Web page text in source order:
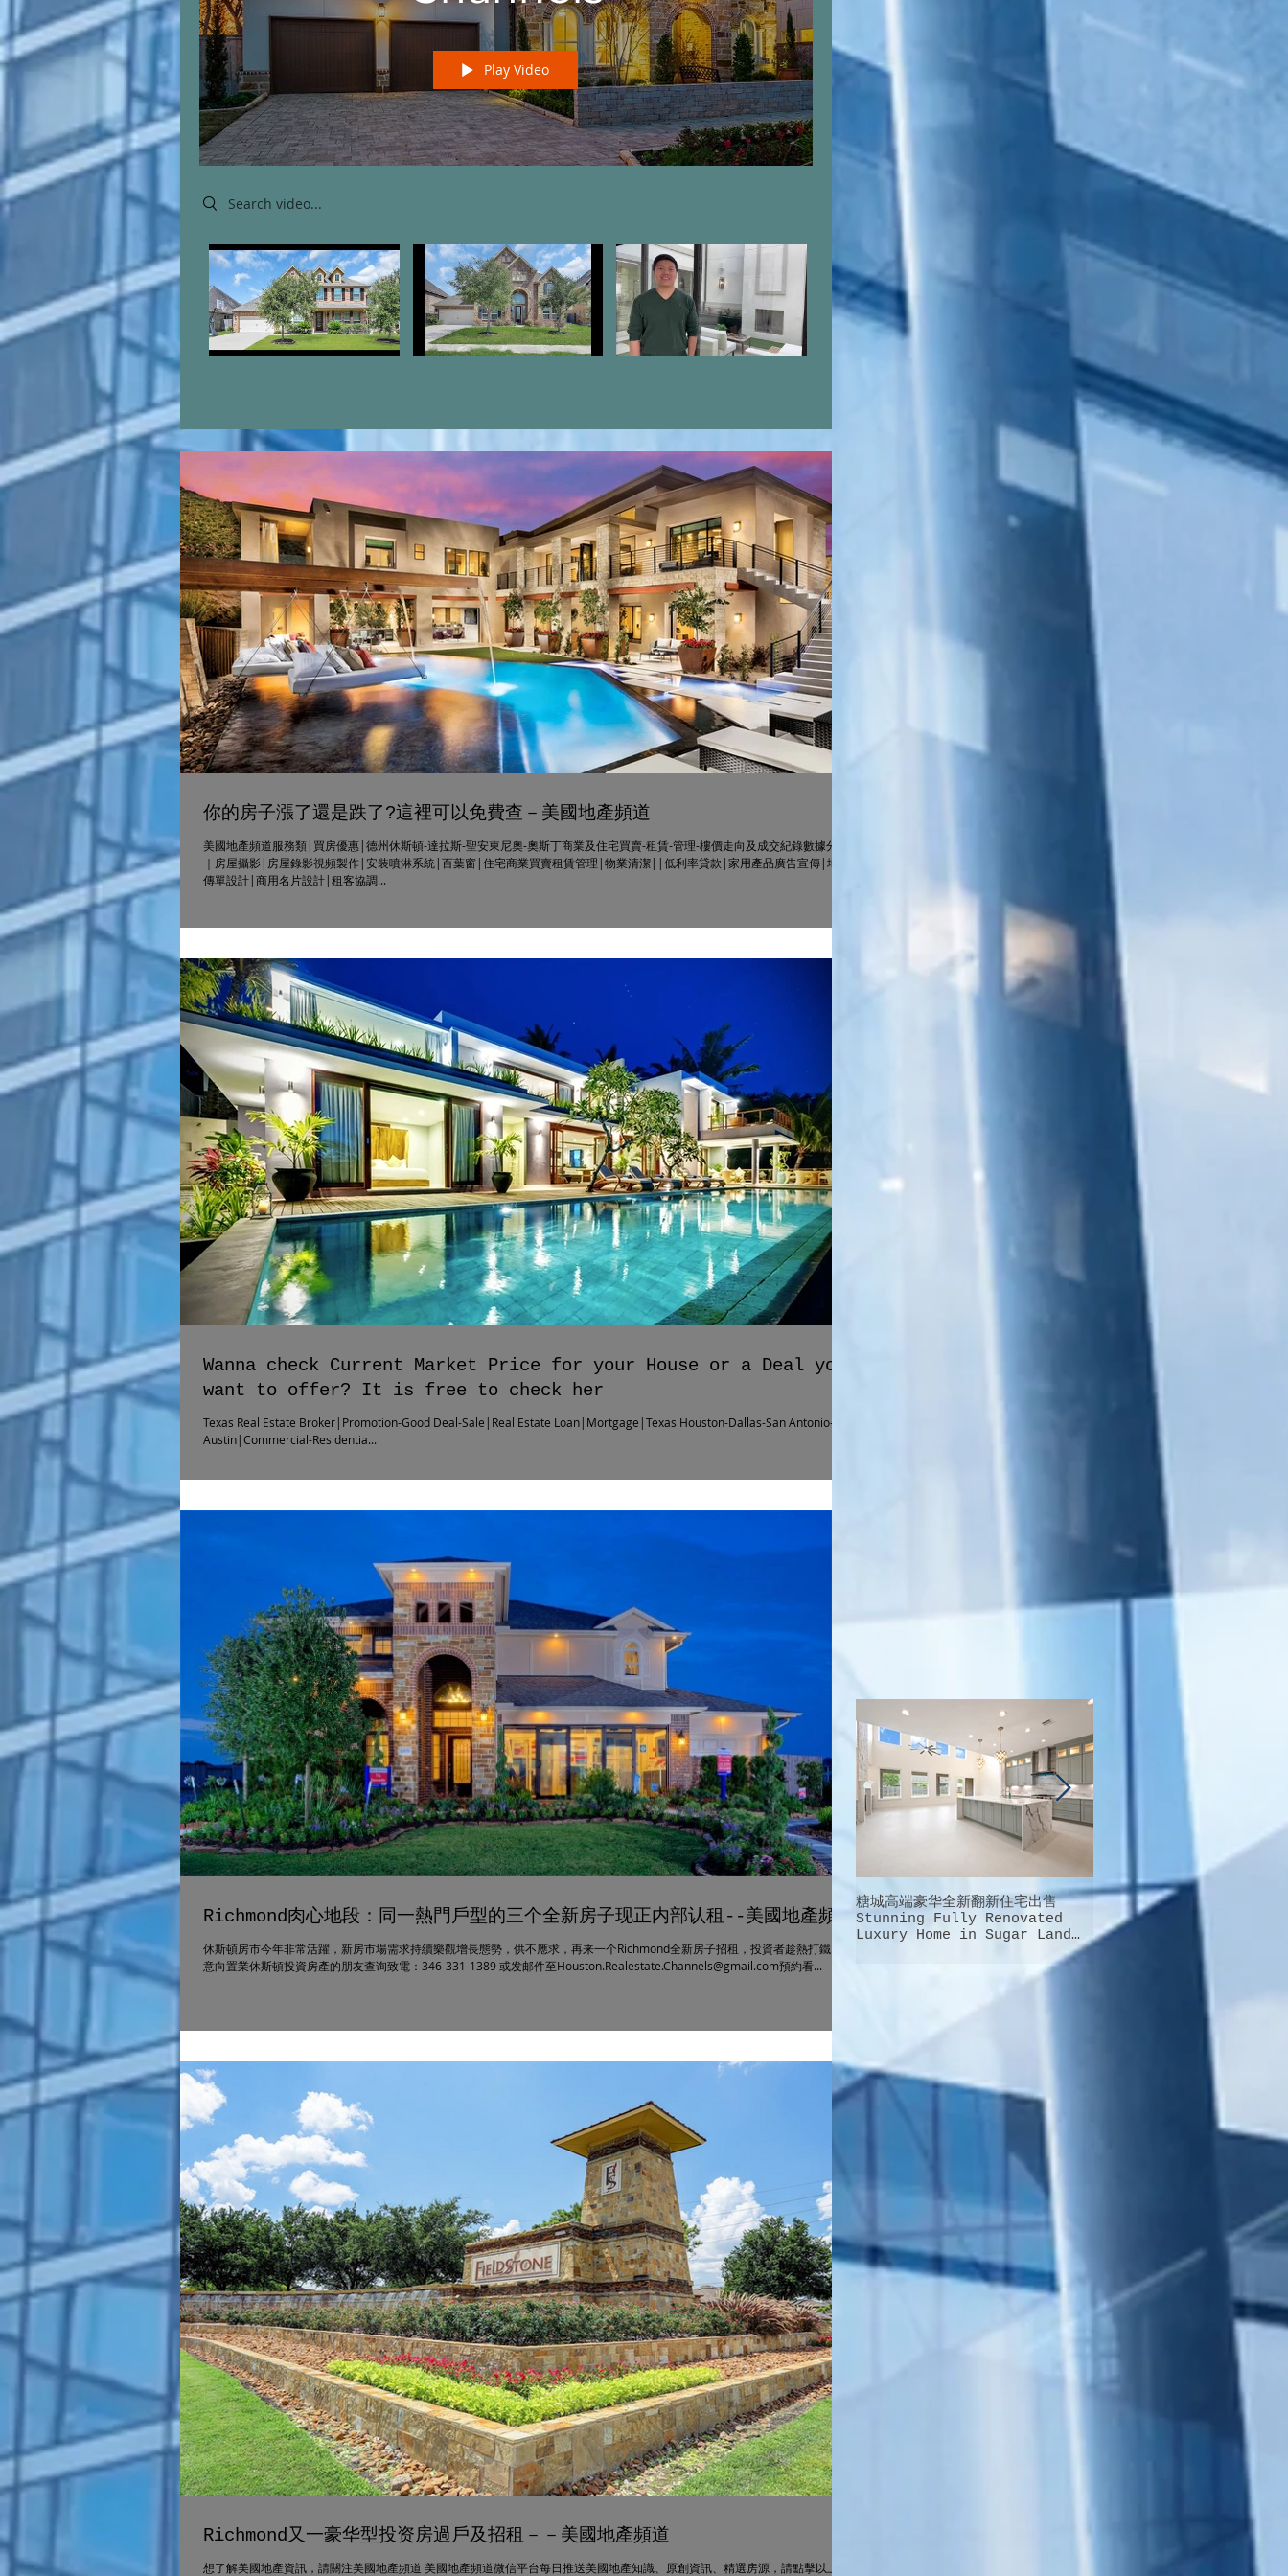
Play Video
Search videos
你的房子漲了還是跌了?這裡可以免費查－美國地產頻道
美國地產頻道服務類|買房優惠|德州休斯頓-達拉斯-聖安東尼奧-奧斯丁商業及住宅買賣-租賃-管理-樓價走向及成交紀錄數據分析
｜房屋攝影|房屋錄影視頻製作|安装噴淋系統|百葉窗|住宅商業買賣租賃管理|物業清潔||低利率貸款|家用產品廣告宣傳|地產
傳單設計|商用名片設計|租客協調...
Wanna check Current Market Price for your House or a Deal you
want to offer? It is free to check her
Texas Real Estate Broker|Promotion-Good Deal-Sale|Real Estate Loan|Mortgage|Texas Houston-Dallas-San Antonio-
Austin|Commercial-Residentia...
Richmond肉心地段：同一熱門戶型的三个全新房子现正内部认租--美國地產頻道
休斯頓房市今年非常活躍，新房市場需求持續樂觀增長態勢，供不應求，再来一个Richmond全新房子招租，投資者趁熱打鐵，有
意向置業休斯頓投資房產的朋友查询致電：346-331-1389 或发邮件至Houston.Realestate.Channels@gmail.com預約看...
Richmond又一豪华型投资房過戶及招租－－美國地產頻道
想了解美國地產資訊，請關注美國地產頻道 美國地產頻道微信平台每日推送美國地產知識、原創資訊、精選房源，請點擊以上藍
糖城高端豪华全新翻新住宅出售
Stunning Fully Renovated
Luxury Home in Sugar Land
德州大休斯顿地区最完美最能
庭幸福的超大型社区就在这里
Cypress的桥城新城